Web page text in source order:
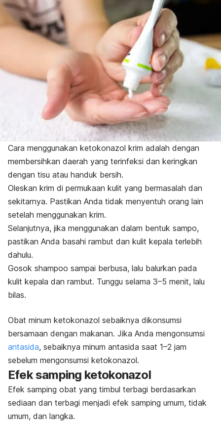
Cara menggunakan ketokonazol krim adalah dengan
membersihkan daerah yang terinfeksi dan keringkan
dengan tisu atau handuk bersih.
Oleskan krim di permukaan kulit yang bermasalah dan
sekitarnya. Pastikan Anda tidak menyentuh orang lain
setelah menggunakan krim.
Selanjutnya, jika menggunakan dalam bentuk sampo,
pastikan Anda basahi rambut dan kulit kepala terlebih
dahulu.
Gosok shampoo sampai berbusa, lalu balurkan pada
kulit kepala dan rambut. Tunggu selama 3–5 menit, lalu
bilas.
Obat minum ketokonazol sebaiknya dikonsumsi
bersamaan dengan makanan. Jika Anda mengonsumsi
antasida, sebaiknya minum antasida saat 1–2 jam
sebelum mengonsumsi ketokonazol.
Efek samping ketokonazol
Efek samping obat yang timbul terbagi berdasarkan
sediaan dan terbagi menjadi efek samping umum, tidak
umum, dan langka.